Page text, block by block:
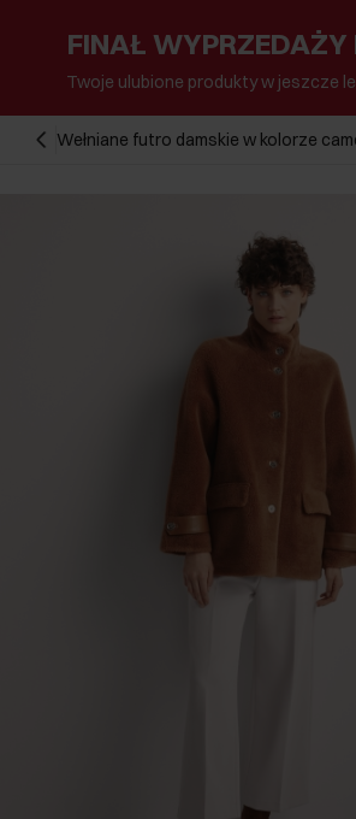
FINAŁ
Twoje ulubione produkty w jeszcze
Wełniane futro damskie w kolorze